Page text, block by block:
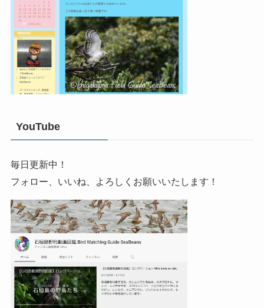
YouTube
毎日更新中！
フォロー、いいね、よろしくお願いいたします！